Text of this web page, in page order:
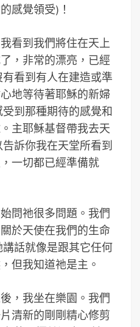
感覺領受)！
看到我們將住在天上
，非常的漂亮，已經
看到有人在建造或準
地等待著耶穌的新婦
到那種期待的感覺和
主耶穌基督帶我去天
訴你我在天堂所看到
一切都已經準備就
問祂很多問題。我們
於天使在我們的生命
話就像是跟其它任何
但我知道祂是主。
，我坐在樂園。我們
清新的剛剛精心修剪